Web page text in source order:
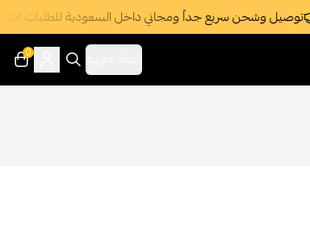
توصيل وشحن سريع جداً ومجاني داخل السعودية للطلبات الاكثر من 395
0